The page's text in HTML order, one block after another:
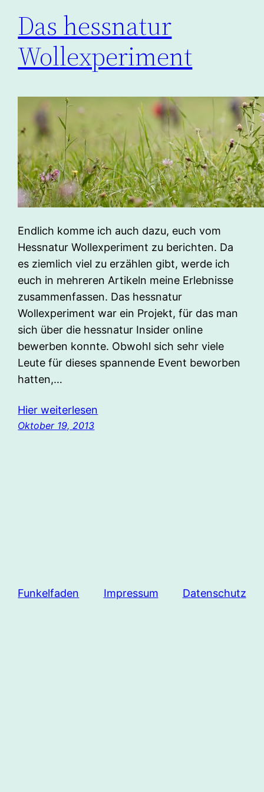
Das hessnatur
Wollexperiment
Endlich komme ich auch dazu, euch vom
Hessnatur Wollexperiment zu berichten. Da
es ziemlich viel zu erzählen gibt, werde ich
euch in mehreren Artikeln meine Erlebnisse
zusammenfassen. Das hessnatur
Wollexperiment war ein Projekt, für das man
sich über die hessnatur Insider online
bewerben konnte. Obwohl sich sehr viele
Leute für dieses spannende Event beworben
hatten,…
Hier weiterlesen
Oktober 19, 2013
Funkelfaden Impressum Datenschutz